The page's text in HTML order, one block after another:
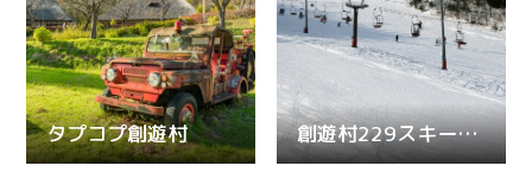
タプコプ創遊村 創遊村229スキーランド
Twitter
Facebook
Line